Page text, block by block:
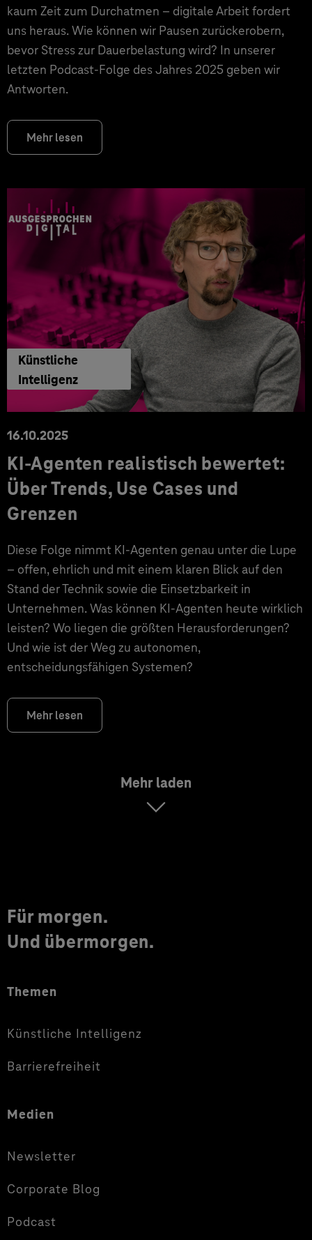
kaum Zeit zum Durchatmen – digitale Arbeit fordert
uns heraus. Wie können wir Pausen zurückerobern,
bevor Stress zur Dauerbelastung wird? In unserer
letzten Podcast-Folge des Jahres 2025 geben wir
Antworten.
Mehr lesen
Künstliche
Intelligenz
16.10.2025
KI-Agenten realistisch bewertet:
Über Trends, Use Cases und
Grenzen
Diese Folge nimmt KI-Agenten genau unter die Lupe
– offen, ehrlich und mit einem klaren Blick auf den
Stand der Technik sowie die Einsetzbarkeit in
Unternehmen. Was können KI-Agenten heute wirklich
leisten? Wo liegen die größten Herausforderungen?
Und wie ist der Weg zu autonomen,
entscheidungsfähigen Systemen?
Mehr lesen
Mehr laden
Für morgen.
Und übermorgen.
Themen
Künstliche Intelligenz
Barrierefreiheit
Medien
Newsletter
Corporate Blog
Podcast